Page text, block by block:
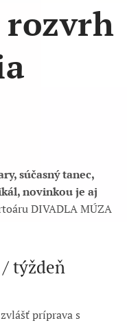
súčasný tanec,
novinkou je aj
DIVADLA MÚZA
týždeň
príprava s